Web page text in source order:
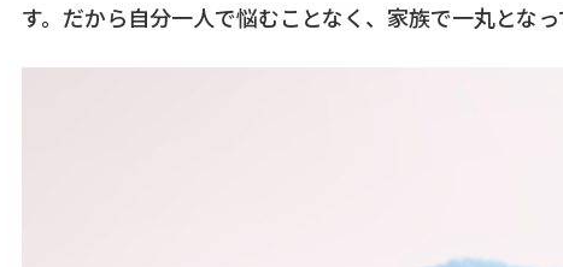
す。だから自分一人で悩むことなく、家族で一丸となっ